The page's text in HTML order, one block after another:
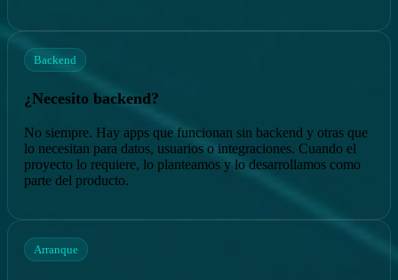
Backend
¿Necesito backend?
No siempre. Hay apps que funcionan sin backend y otras que
lo necesitan para datos, usuarios o integraciones. Cuando el
proyecto lo requiere, lo planteamos y lo desarrollamos como
parte del producto.
Arranque